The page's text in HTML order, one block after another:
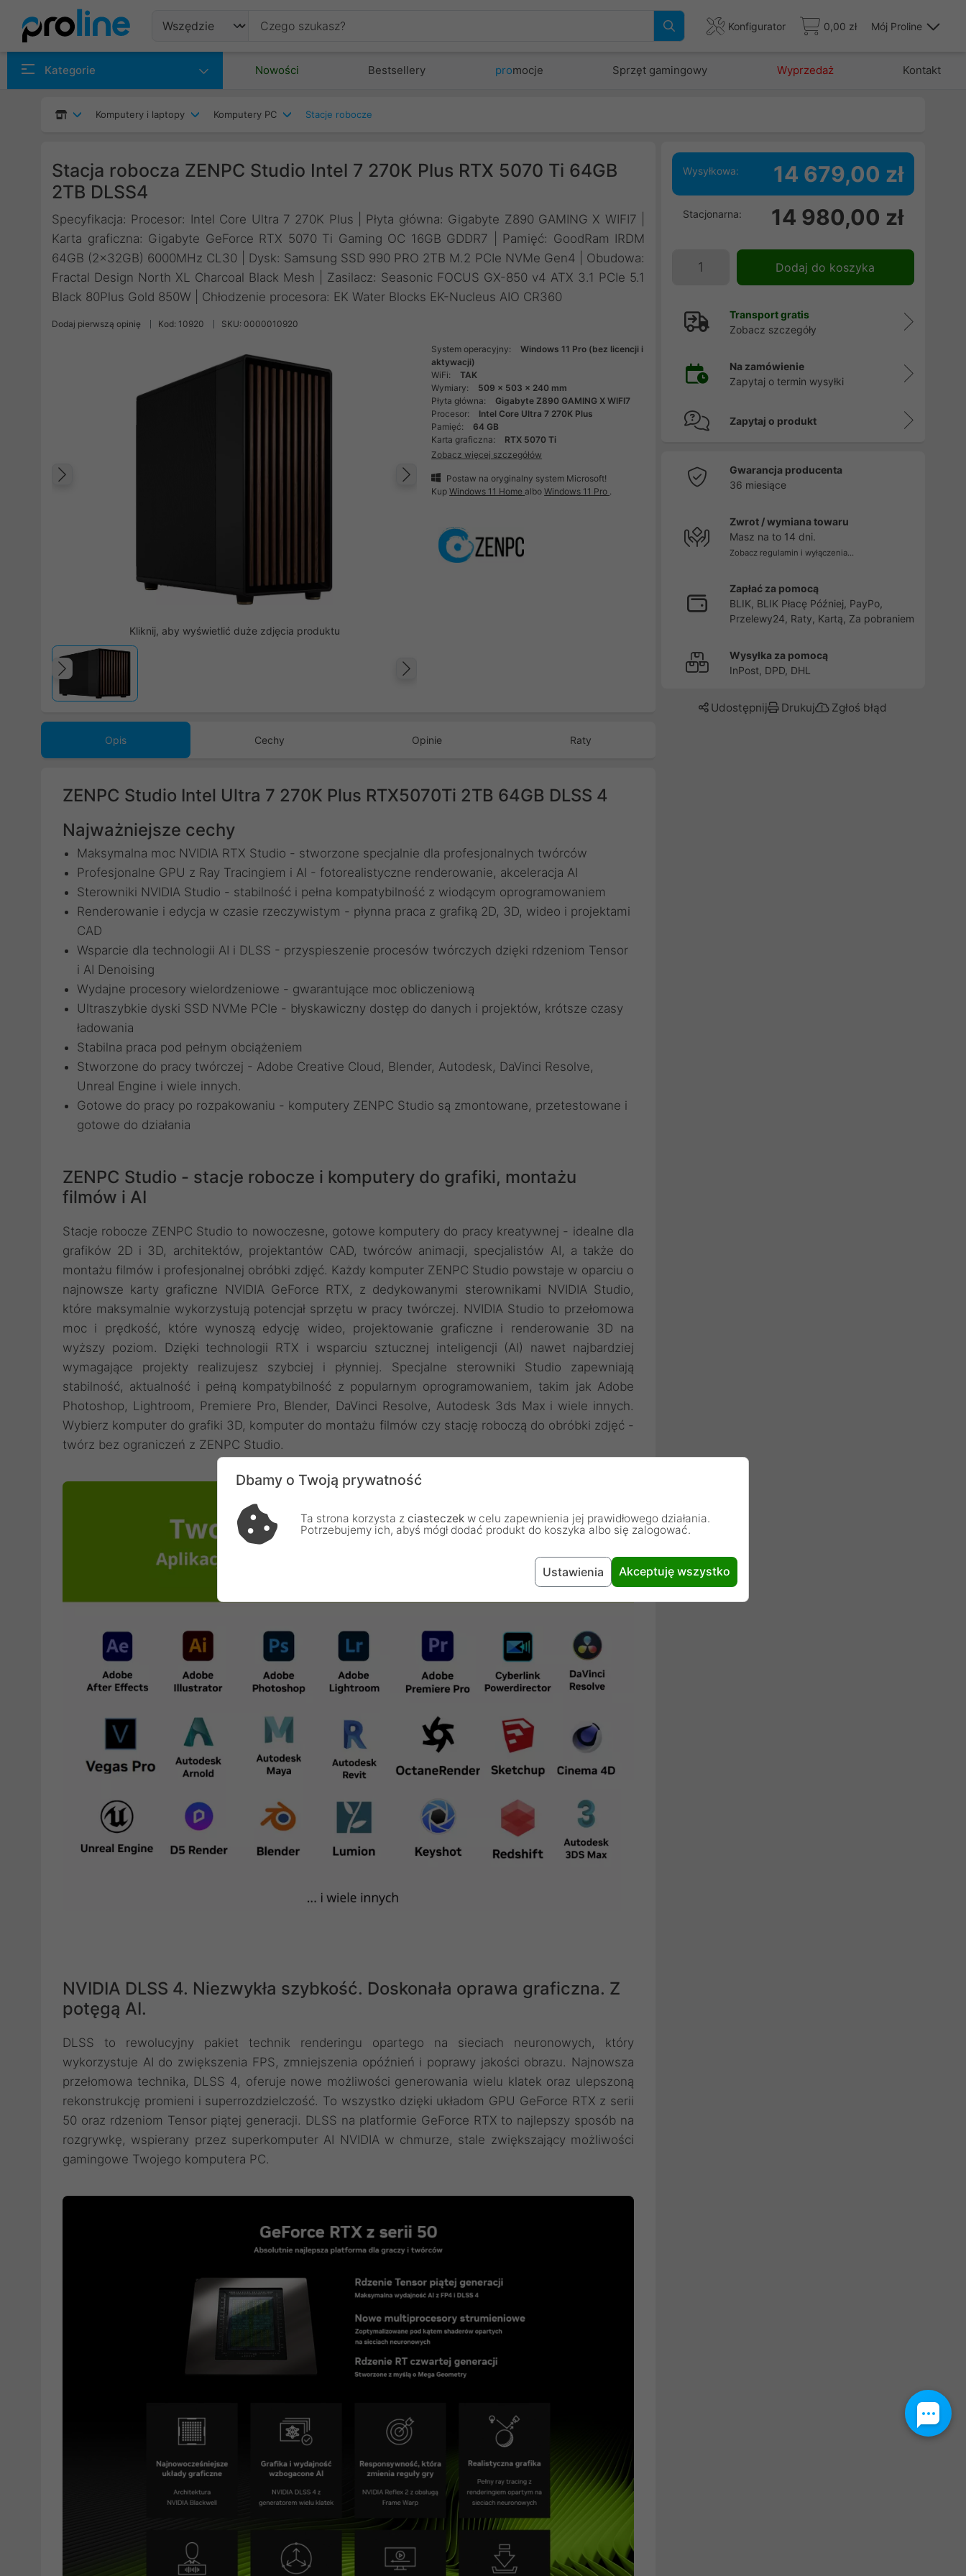
Konfigurator 0,00 zł Mój Proline
Kategorie Nowości Bestsellery promocje Sprzęt gamingowy Wyprzedaż Kontakt
Komputery i laptopy Komputery PC Stacje robocze
Stacja robocza ZENPC Studio Intel 7 270K Plus RTX 5070 Ti 64GB
2TB DLSS4
Specyfikacja: Procesor: Intel Core Ultra 7 270K Plus | Płyta główna: Gigabyte Z890 GAMING X WIFI7 |
Karta graficzna: Gigabyte GeForce RTX 5070 Ti Gaming OC 16GB GDDR7 | Pamięć: GoodRam IRDM
64GB (2x32GB) 6000MHz CL30 | Dysk: Samsung SSD 990 PRO 2TB M.2 PCIe NVMe Gen4 | Obudowa:
Fractal Design North XL Charcoal Black Mesh | Zasilacz: Seasonic FOCUS GX-850 v4 ATX 3.1 PCIe 5.1
Black 80Plus Gold 850W | Chłodzenie procesora: EK Water Blocks EK-Nucleus AIO CR360
Dodaj pierwszą opinię Kod: 10920 SKU: 0000010920
Następny
Kliknij, aby wyświetlić duże zdjęcia produktu
Poprzedni
System operacyjny:
Windows 11 Pro (bez licencji i
aktywacji)
WiFi:
TAK
Wymiary:
509 x 503 x 240 mm
Płyta główna:
Gigabyte Z890 GAMING X WIFI7
Procesor:
Intel Core Ultra 7 270K Plus
Pamięć:
64 GB
Karta graficzna:
RTX 5070 Ti
Zobacz więcej szczegółów
Postaw na oryginalny system Microsoft!
KupWindows 11 HomealboWindows 11 Pro .
Opis Cechy Opinie Raty
ZENPC Studio Intel Ultra 7 270K Plus RTX5070Ti 2TB 64GB DLSS 4
Najważniejsze cechy
Maksymalna moc NVIDIA RTX Studio - stworzone specjalnie dla profesjonalnych twórców
Profesjonalne GPU z Ray Tracingiem i AI - fotorealistyczne renderowanie, akceleracja AI
Sterowniki NVIDIA Studio - stabilność i pełna kompatybilność z wiodącym oprogramowaniem
Renderowanie i edycja w czasie rzeczywistym - płynna praca z grafiką 2D, 3D, wideo i projektami
CAD
Wsparcie dla technologii AI i DLSS - przyspieszenie procesów twórczych dzięki rdzeniom Tensor
i AI Denoising
Wydajne procesory wielordzeniowe - gwarantujące moc obliczeniową
Ultraszybkie dyski SSD NVMe PCIe - błyskawiczny dostęp do danych i projektów, krótsze czasy
ładowania
Stabilna praca pod pełnym obciążeniem
Stworzone do pracy twórczej - Adobe Creative Cloud, Blender, Autodesk, DaVinci Resolve,
Unreal Engine i wiele innych.
Gotowe do pracy po rozpakowaniu - komputery ZENPC Studio są zmontowane, przetestowane i
gotowe do działania
ZENPC Studio - stacje robocze i komputery do grafiki, montażu
filmów i AI
Stacje robocze ZENPC Studio to nowoczesne, gotowe komputery do pracy kreatywnej - idealne dla
grafików 2D i 3D, architektów, projektantów CAD, twórców animacji, specjalistów AI, a także do
montażu filmów i profesjonalnej obróbki zdjęć. Każdy komputer ZENPC Studio powstaje w oparciu o
najnowsze karty graficzne NVIDIA GeForce RTX, z dedykowanymi sterownikami NVIDIA Studio,
które maksymalnie wykorzystują potencjał sprzętu w pracy twórczej. NVIDIA Studio to przełomowa
moc i prędkość, które wynoszą edycję wideo, projektowanie graficzne i renderowanie 3D na
wyższy poziom. Dzięki technologii RTX i wsparciu sztucznej inteligencji (AI) nawet najbardziej
wymagające projekty realizujesz szybciej i płynniej. Specjalne sterowniki Studio zapewniają
stabilność, aktualność i pełną kompatybilność z popularnym oprogramowaniem, takim jak Adobe
Photoshop, Lightroom, Premiere Pro, Blender, DaVinci Resolve, Autodesk 3ds Max i wiele innych.
Wybierz komputer do grafiki 3D, komputer do montażu filmów czy stację roboczą do obróbki zdjęć -
twórz bez ograniczeń z ZENPC Studio.
NVIDIA DLSS 4. Niezwykła szybkość. Doskonała oprawa graficzna. Z
potęgą AI.
DLSS to rewolucyjny pakiet technik renderingu opartego na sieciach neuronowych, który
wykorzystuje AI do zwiększenia FPS, zmniejszenia opóźnień i poprawy jakości obrazu. ‌Najnowsza
przełomowa technika, DLSS 4, oferuje nowe możliwości generowania wielu klatek oraz ulepszoną
rekonstrukcję promieni i superrozdzielczość. To wszystko dzięki układom GPU GeForce RTX z serii
50 oraz rdzeniom Tensor piątej generacji. DLSS na platformie GeForce RTX to najlepszy sposób na
rozgrywkę, wspierany przez superkomputer AI NVIDIA w chmurze, stale zwiększający możliwości
gamingowe Twojego komputera PC.
Wysyłkowa: 14 679,00 zł
Stacjonarna: 14 980,00 zł
Dodaj do koszyka
Transport gratis
Zobacz szczegóły
Na zamówienie
Zapytaj o termin wysyłki
Zapytaj o produkt
Gwarancja producenta
36 miesiące
Zwrot / wymiana towaru
Masz na to 14 dni.
Zobacz regulamin i wyłączenia...
Zapłać za pomocą
BLIK, BLIK Płacę Później, PayPo,
Przelewy24, Raty, Kartą, Za pobraniem
Wysyłka za pomocą
InPost, DPD, DHL
Udostępnij Drukuj Zgłoś błąd
Dbamy o Twoją prywatność
Ta strona korzysta z ciasteczek w celu zapewnienia jej prawidłowego działania.
Potrzebujemy ich, abyś mógł dodać produkt do koszyka albo się zalogować.
Ustawienia Akceptuję wszystko